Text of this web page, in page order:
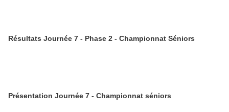
Résultats Journée 7 - Phase 2 - Championnat Séniors
Présentation Journée 7 - Championnat séniors